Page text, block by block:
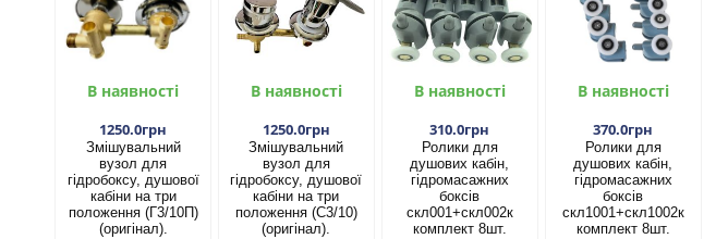
В наявності
1250.0грн
Змішувальний
вузол для
гідробоксу, душової
кабіни на три
положення (Г3/10П)
(оригінал).
В наявності
1250.0грн
Змішувальний
вузол для
гідробоксу, душової
кабіни на три
положення (С3/10)
(оригінал).
В наявності
310.0грн
Ролики для
душових кабін,
гідромасажних
боксів
скл001+скл002к
комплект 8шт.
В наявності
370.0грн
Ролики для
душових кабін,
гідромасажних
боксів
скл1001+скл1002к
комплект 8шт.